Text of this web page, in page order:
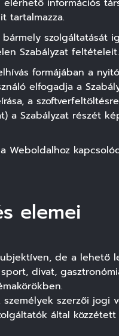
elérhető információs
tartalmazza.
szolgáltatását
Szabályzat feltételeit.
formájában a
elfogadja a
a
a Szabályzat részét
Weboldalhoz
elemei
de a lehető
divat,
szerzői jogi
által